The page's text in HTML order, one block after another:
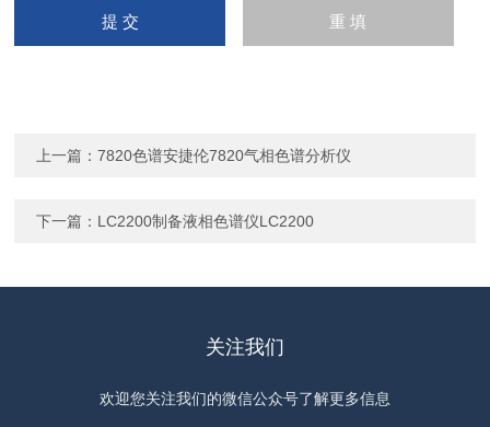
上一篇：7820色谱安捷伦7820气相色谱分析仪
下一篇： LC2200制备液相色谱仪LC2200
关注我们
欢迎您关注我们的微信公众号了解更多信息